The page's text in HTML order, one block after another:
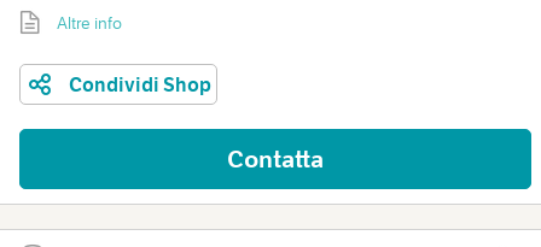
Altre info
Condividi Shop
Contatta